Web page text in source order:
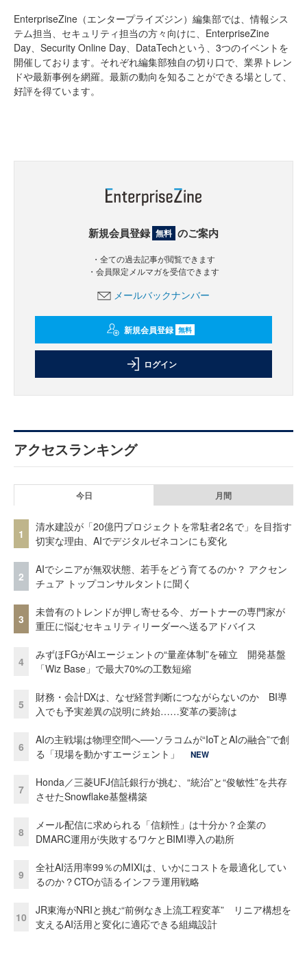
EnterpriseZine（エンタープライズジン）編集部では、情報シス
テム担当、セキュリティ担当の方々向けに、EnterpriseZine
Day、Security Online Day、DataTechという、3つのイベントを
開催しております。それぞれ編集部独自の切り口で、業界トレン
ドや最新事例を網羅。最新の動向を知ることができる場として、
好評を得ています。
新規会員登録 無料 のご案内
・全ての過去記事が閲覧できます
・会員限定メルマガを受信できます
メールバックナンバー
新規会員登録 無料
ログイン
アクセスランキング
今日 月間
1
清水建設が「20億円プロジェクトを常駐者2名で」を目指す
切実な理由、AIでデジタルゼネコンにも変化
2
AIでシニアが無双状態、若手をどう育てるのか？ アクセン
チュア トップコンサルタントに聞く
3
未曾有のトレンドが押し寄せる今、ガートナーの専門家が
重圧に悩むセキュリティリーダーへ送るアドバイス
4
みずほFGがAIエージェントの“量産体制”を確立 開発基盤
「Wiz Base」で最大70%の工数短縮
5
財務・会計DXは、なぜ経営判断につながらないのか BI導
入でも予実差異の説明に終始……変革の要諦は
6
AIの主戦場は物理空間へ──ソラコムが“IoTとAIの融合”で創
る「現場を動かすエージェント」
NEW
7
Honda／三菱UFJ信託銀行が挑む、“統治”と“俊敏性”を共存
させたSnowflake基盤構築
8
メール配信に求められる「信頼性」は十分か？企業の
DMARC運用が失敗するワケとBIMI導入の勘所
9
全社AI活用率99％のMIXIは、いかにコストを最適化してい
るのか？CTOが語るインフラ運用戦略
10
JR東海がNRIと挑む“前例なき上流工程変革” リニア構想を
支えるAI活用と変化に適応できる組織設計